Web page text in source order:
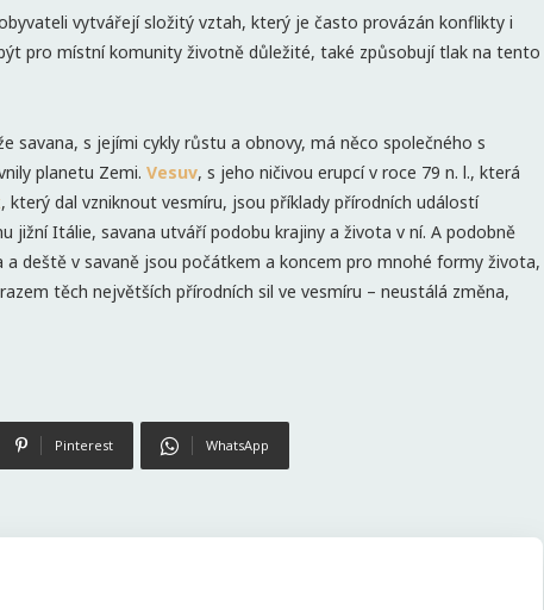
vytvářejí složitý vztah, který je často provázán konflikty i
pro místní komunity životně důležité, také způsobují tlak na tento
savana, s jejími cykly růstu a obnovy, má něco společného s
planetu Zemi. Vesuv, s jeho ničivou erupcí v roce 79 n. l., která
, který dal vzniknout vesmíru, jsou příklady přírodních událostí
jižní Itálie, savana utváří podobu krajiny a života v ní. A podobně
deště v savaně jsou počátkem a koncem pro mnohé formy života,
těch největších přírodních sil ve vesmíru – neustálá změna,
Pinterest WhatsApp